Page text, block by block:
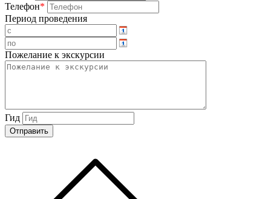
Телефон*
Период проведения
Пожелание к экскурсии
Гид